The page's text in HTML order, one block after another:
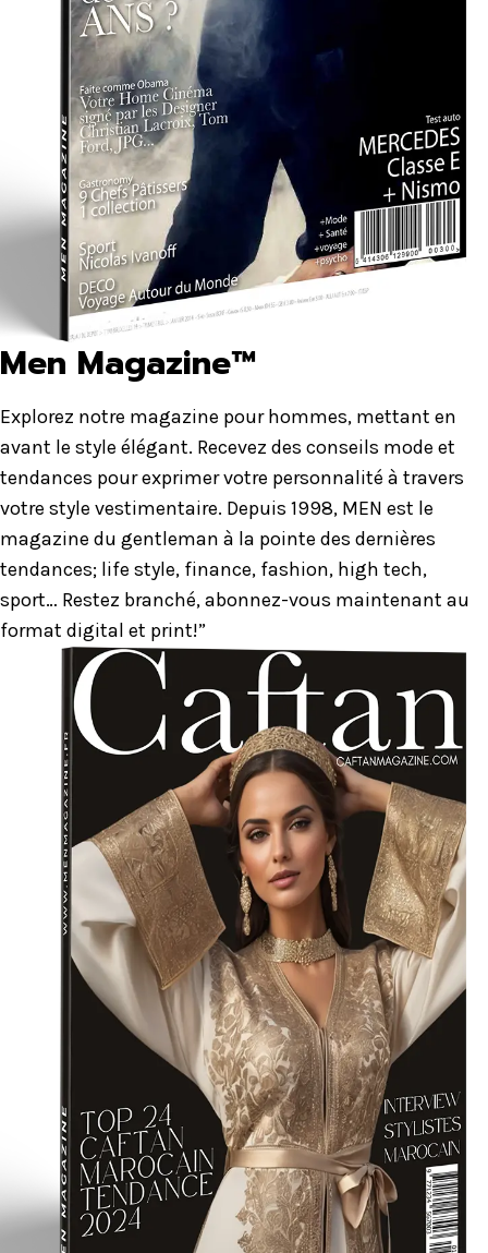
Men Magazine™
Explorez notre magazine pour hommes, mettant en
avant le style élégant. Recevez des conseils mode et
tendances pour exprimer votre personnalité à travers
votre style vestimentaire. Depuis 1998, MEN est le
magazine du gentleman à la pointe des dernières
tendances; life style, finance, fashion, high tech,
sport… Restez branché, abonnez-vous maintenant au
format digital et print!”